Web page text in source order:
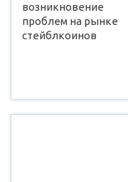
возникновение
проблем на рынке
стейблкоинов